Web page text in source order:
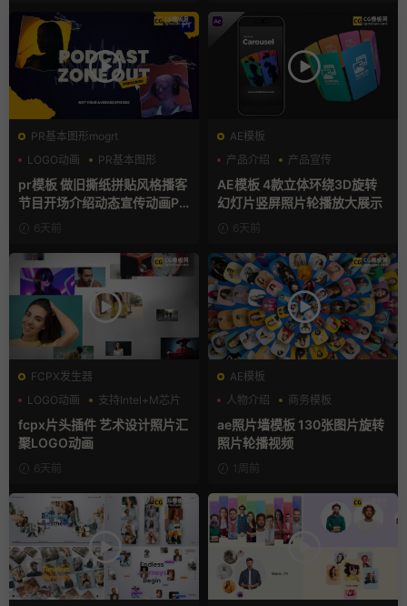
PR基本图形mogrt
LOGO动画
PR基本图形
复古风
pr模板 做旧撕纸拼贴风格播客
节目开场介绍动态宣传动画PR
模版6天前
AE模板
产品介绍
产品宣传
产品展示
AE模板 4款立体环绕3D旋转
幻灯片竖屏照片轮播放大展示
6天前
FCPX发生器
LOGO动画
支持Intel+M芯片
汇聚
fcpx片头插件 艺术设计照片汇
聚LOGO动画
6天前
AE模板
人物介绍
商务模板
幻灯片
ae照片墙模板 130张图片旋转
照片轮播视频
1周前